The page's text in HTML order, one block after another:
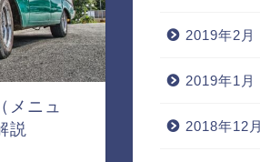
メニュ
説
2019年2月
2019年1月
2018年12月